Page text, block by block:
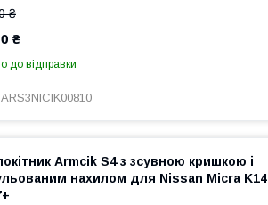
₴
₴
до відправки
ARS3NICIK00810
Armcik S4 з зсувною кришкою і
нахилом для Nissan Micra K14